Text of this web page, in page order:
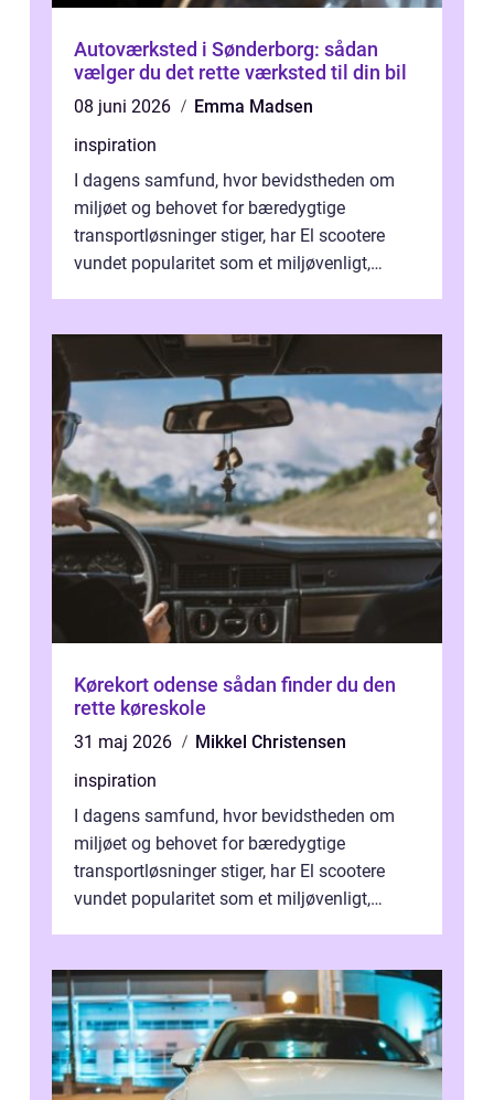
Autoværksted i Sønderborg: sådan
vælger du det rette værksted til din bil
08 juni 2026
Emma Madsen
inspiration
I dagens samfund, hvor bevidstheden om
miljøet og behovet for bæredygtige
transportløsninger stiger, har El scootere
vundet popularitet som et miljøvenligt,
Kørekort odense sådan finder du den
rette køreskole
31 maj 2026
Mikkel Christensen
inspiration
I dagens samfund, hvor bevidstheden om
miljøet og behovet for bæredygtige
transportløsninger stiger, har El scootere
vundet popularitet som et miljøvenligt,